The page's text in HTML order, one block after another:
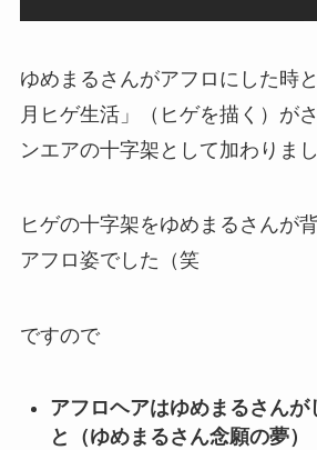
ゆめまるさんがアフロにした時
月ヒゲ生活」（ヒゲを描く）が
ンエアの十字架として加わりまし
ヒゲの十字架をゆめまるさんが
アフロ姿でした（笑
ですので
アフロヘアはゆめまるさんが
と（ゆめまるさん念願の夢）